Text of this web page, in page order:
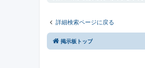
詳細検索ページに戻る
掲示板トップ